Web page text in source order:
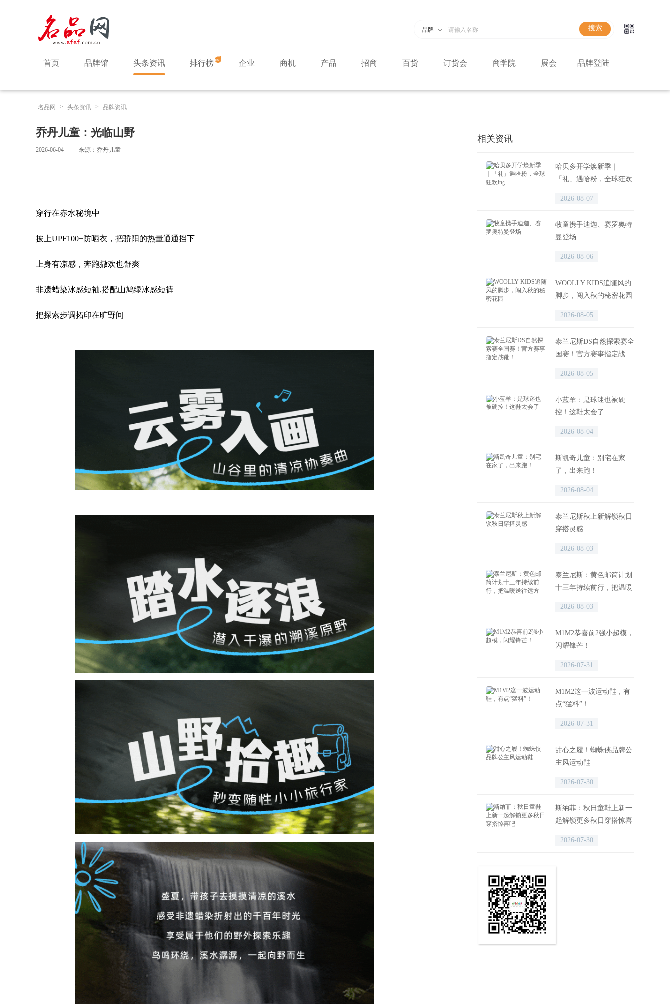
品牌
首页 品牌馆 头条资讯 排行榜 企业 商机 产品 招商 百货 订货会 商学院 展会 品牌登陆
名品网 > 头条资讯 > 品牌资讯
乔丹儿童：光临山野
2026-06-04 来源：乔丹儿童
穿行在赤水秘境中
披上UPF100+防晒衣，把骄阳的热量通通挡下
上身有凉感，奔跑撒欢也舒爽
非遗蜡染冰感短袖,搭配山鸠绿冰感短裤
把探索步调拓印在旷野间
相关资讯
哈贝多开学焕新季｜
「礼」遇哈粉，全球狂欢
2026-08-07
牧童携手迪迦、赛罗奥特
曼登场
2026-08-06
WOOLLY KIDS追随风的
脚步，闯入秋的秘密花园
2026-08-05
泰兰尼斯DS自然探索赛全
国赛！官方赛事指定战
2026-08-05
小蓝羊：是球迷也被硬
控！这鞋太会了
2026-08-04
斯凯奇儿童：别宅在家
了，出来跑！
2026-08-04
泰兰尼斯秋上新解锁秋日
穿搭灵感
2026-08-03
泰兰尼斯：黄色邮筒计划
十三年持续前行，把温暖
2026-08-03
M1M2恭喜前2强小超模，
闪耀锋芒！
2026-07-31
M1M2这一波运动鞋，有
点“猛料”！
2026-07-31
甜心之履！蜘蛛侠品牌公
主风运动鞋
2026-07-30
斯纳菲：秋日童鞋上新一
起解锁更多秋日穿搭惊喜
2026-07-30